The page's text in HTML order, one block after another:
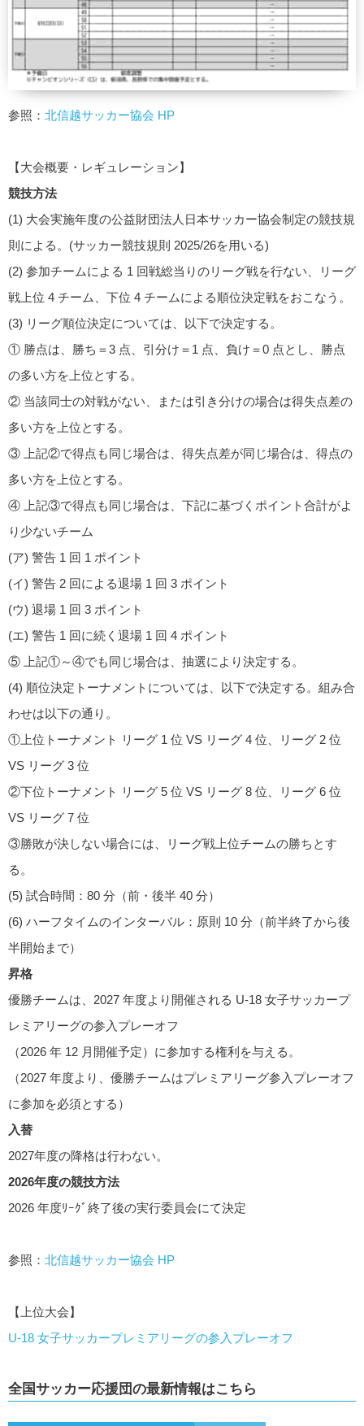
参照： 北信越サッカー協会 HP
【大会概要・レギュレーション】
競技方法
(1) 大会実施年度の公益財団法人日本サッカー協会制定の競技規
則による。(サッカー競技規則 2025/26を用いる)
(2) 参加チームによる 1 回戦総当りのリーグ戦を行ない、リーグ
戦上位 4 チーム、下位 4 チームによる順位決定戦をおこなう。
(3) リーグ順位決定については、以下で決定する。
① 勝点は、勝ち＝3 点、引分け＝1 点、負け＝0 点とし、勝点
の多い方を上位とする。
② 当該同士の対戦がない、または引き分けの場合は得失点差の
多い方を上位とする。
③ 上記②で得点も同じ場合は、得失点差が同じ場合は、得点の
多い方を上位とする。
④ 上記③で得点も同じ場合は、下記に基づくポイント合計がよ
り少ないチーム
(ア) 警告 1 回 1 ポイント
(イ) 警告 2 回による退場 1 回 3 ポイント
(ウ) 退場 1 回 3 ポイント
(エ) 警告 1 回に続く退場 1 回 4 ポイント
⑤ 上記①～④でも同じ場合は、抽選により決定する。
(4) 順位決定トーナメントについては、以下で決定する。組み合
わせは以下の通り。
①上位トーナメント リーグ 1 位 VS リーグ 4 位、リーグ 2 位
VS リーグ 3 位
②下位トーナメント リーグ 5 位 VS リーグ 8 位、リーグ 6 位
VS リーグ 7 位
③勝敗が決しない場合には、リーグ戦上位チームの勝ちとす
る。
(5) 試合時間：80 分（前・後半 40 分）
(6) ハーフタイムのインターバル：原則 10 分（前半終了から後
半開始まで）
昇格
優勝チームは、2027 年度より開催される U-18 女子サッカープ
レミアリーグの参入プレーオフ
（2026 年 12 月開催予定）に参加する権利を与える。
（2027 年度より、優勝チームはプレミアリーグ参入プレーオフ
に参加を必須とする）
入替
2027年度の降格は行わない。
2026年度の競技方法
2026 年度ﾘｰｸﾞ終了後の実行委員会にて決定
参照： 北信越サッカー協会 HP
【上位大会】
U-18 女子サッカープレミアリーグの参入プレーオフ
全国サッカー応援団の最新情報はこちら